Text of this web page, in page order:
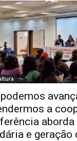
podemos
a
e geração